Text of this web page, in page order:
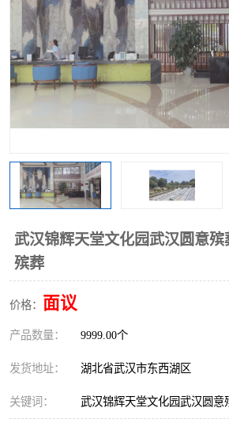
武汉锦辉天堂文化园武汉圆意
殡葬
价格： 面议
产品数量： 9999.00个
发货地址： 湖北省武汉市东西湖区
关键词： 武汉锦辉天堂文化园武汉圆意